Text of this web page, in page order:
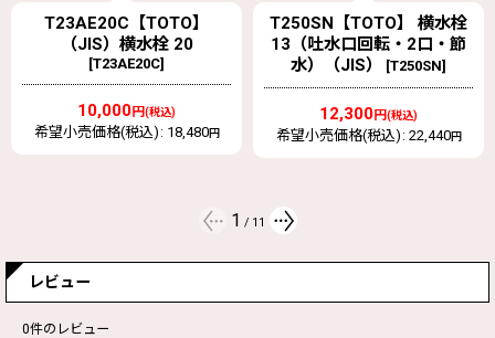
T250SN【TOTO】 横水栓
13（吐水口回転・2口・節
水）（JIS） [T250SN
12,300円(税込)
希望小売価格(税込) : 22,440円
T28UNH13 散水栓（ホー
ス接続形、カップリング、
節水、共用）【TOTO】旧
T27NH13 [T28UNH13]
10,500円(税込)
2 / 11
レビュー
0件のレビュー